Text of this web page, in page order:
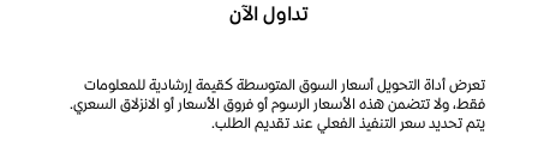
تداول الآن
تعرض أداة التحويل أسعار السوق المتوسطة كقيمة إرشادية للمعلومات
فقط، ولا تتضمن هذه الأسعار الرسوم أو فروق الأسعار أو الانزلاق السعري.
يتم تحديد سعر التنفيذ الفعلي عند تقديم الطلب.